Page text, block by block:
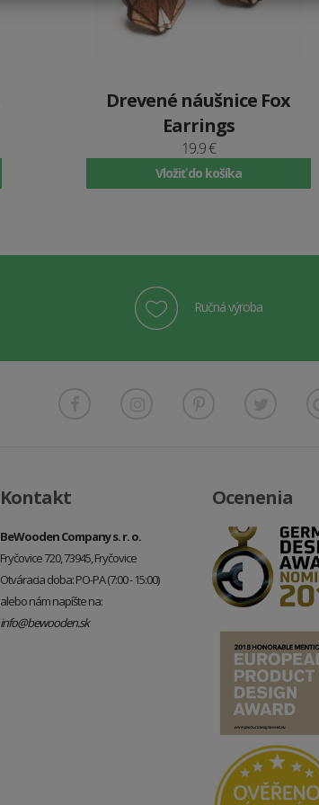
Drevené náušnice Fox
Earrings
19.9 €
Vložiť do košíka
Ručná výroba
Kontakt
BeWooden Company s. r. o.
Fryčovice 720, 73945, Fryčovice
Otváracia doba: PO-PA (7:00 - 15:00)
alebo nám napíšte na:
info@bewooden.sk
Ocenenia